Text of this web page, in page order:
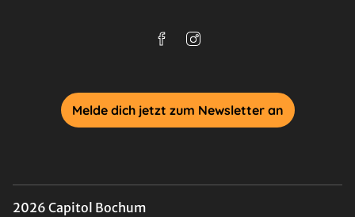
Melde dich jetzt zum Newsletter an
2026 Capitol Bochum